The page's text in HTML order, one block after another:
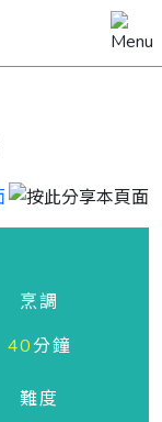
烹調
40分鐘
難度